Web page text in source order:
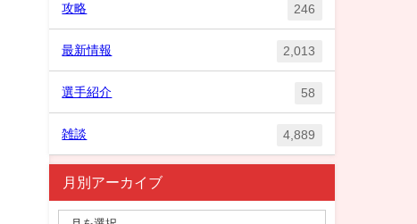
攻略 246
最新情報 2,013
選手紹介 58
雑談 4,889
月別アーカイブ